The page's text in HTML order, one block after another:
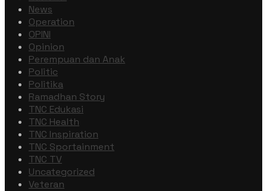
News
Operation
OPINI
Opinion
Perempuan dan Anak
Politic
Politika
Ramadhan Story
TNC Edukasi
TNC Health
TNC Inspiration
TNC Sportainment
TNC TV
Uncategorized
Veteran